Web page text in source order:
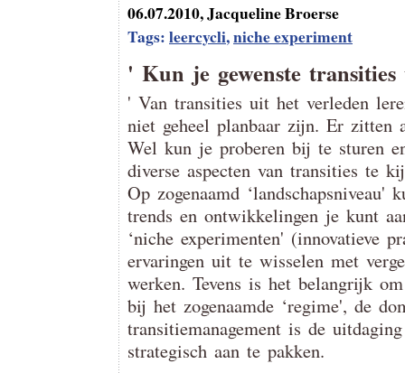
06.07.2010, Jacqueline Broerse
Tags:leercycli,niche experiment
' Kun je gewenste
' Van transities uit het verleden
niet geheel planbaar zijn. Er zitten
Wel kun je proberen bij te sturen
diverse aspecten van transities te
Op zogenaamd
trends en ontwikkelingen je kunt
‘niche experimenten' (innovatieve
ervaringen uit te wisselen met
werken. Tevens is het belangrijk
bij het zogenaamde ‘regime', de
transitiemanagement is de
strategisch aan te pakken.